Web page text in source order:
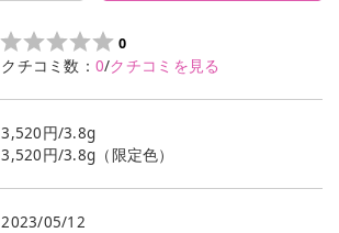
0
クチコミ数： 0/クチコミを見る
3,520円/3.8g
3,520円/3.8g（限定色）
2023/05/12